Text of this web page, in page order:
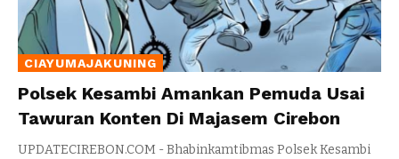
CIAYUMAJAKUNING
Polsek Kesambi Amankan Pemuda Usai
Tawuran Konten Di Majasem Cirebon
UPDATECIREBON.COM - Bhabinkamtibmas Polsek Kesambi